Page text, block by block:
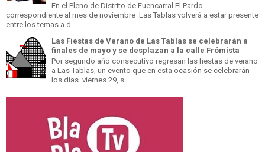
En el Pleno de Distrito de Fuencarral El Pardo
correspondiente al mes de noviembre Las Tablas volverá a estar presente
entre los temas a d...
Las Fiestas de Verano de Las Tablas se celebrarán a
finales de mayo y se desplazan a la calle Frómista
Por segundo año consecutivo regresan las fiestas de verano
a Las Tablas, un evento que en esta ocasión se celebrarán
los días viernes 29, s...